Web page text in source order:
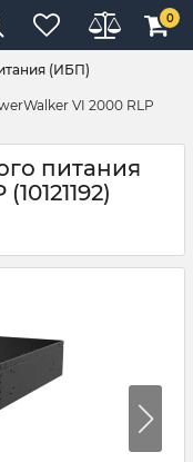
0
(ИБП)
VI 2000 RLP
питания